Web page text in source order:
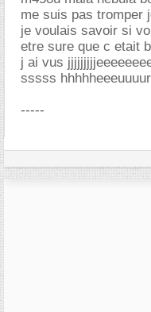
me suis pas tromper
je voulais savoir si
etre sure que c etait
j ai vus
sssss
-----